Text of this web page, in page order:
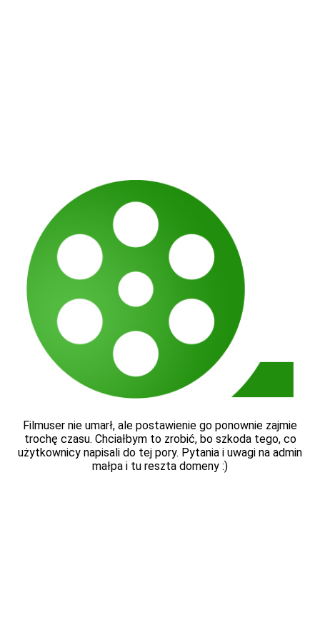
Filmuser nie umarł, ale postawienie go ponownie zajmie
trochę czasu. Chciałbym to zrobić, bo szkoda tego, co
użytkownicy napisali do tej pory. Pytania i uwagi na admin
małpa i tu reszta domeny :)